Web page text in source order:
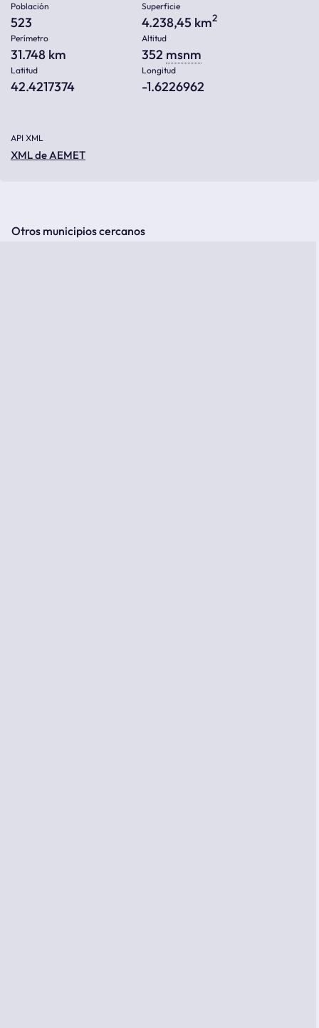
Población
523
Superficie
4.238,45 km2
Perímetro
31.748 km
Altitud
352 msnm
Latitud
42.4217374
Longitud
-1.6226962
API XML
XML de AEMET
Otros municipios cercanos